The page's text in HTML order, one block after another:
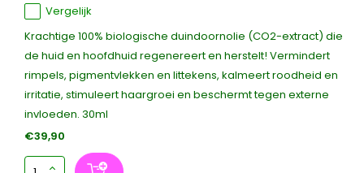
Vergelijk
Krachtige 100% biologische duindoornolie (CO2-extract) die
de huid en hoofdhuid regenereert en herstelt! Vermindert
rimpels, pigmentvlekken en littekens, kalmeert roodheid en
irritatie, stimuleert haargroei en beschermt tegen externe
invloeden. 30ml
€39,90